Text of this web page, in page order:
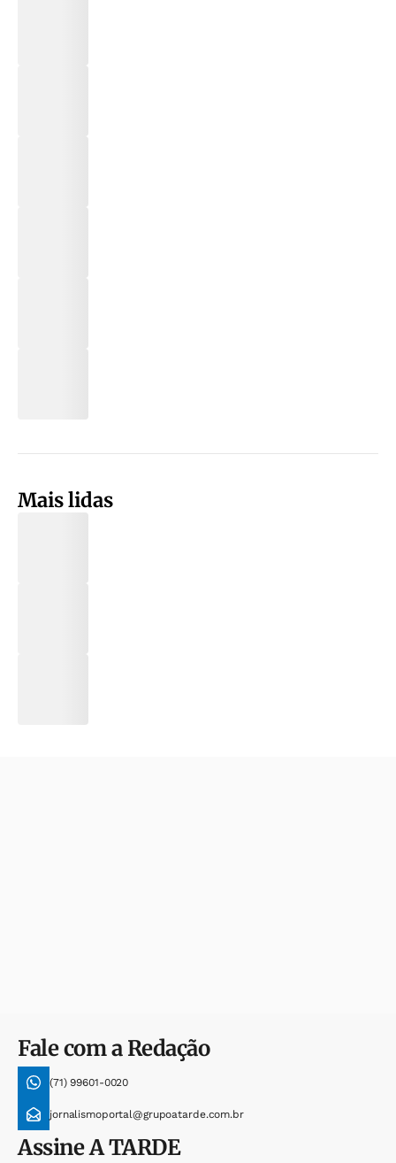
Mais lidas
Fale com a Redação
(71) 99601-0020
jornalismoportal@grupoatarde.com.br
AssineA TARDE